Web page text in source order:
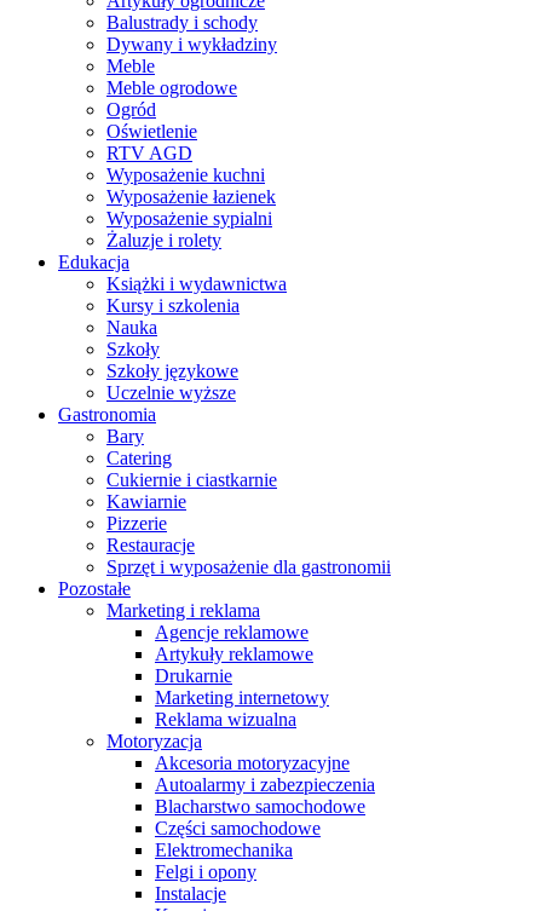
Balustrady i schody
Dywany i wykładziny
Meble
Meble ogrodowe
Ogród
Oświetlenie
RTV AGD
Wyposażenie kuchni
Wyposażenie łazienek
Wyposażenie sypialni
Żaluzje i rolety
Edukacja
Książki i wydawnictwa
Kursy i szkolenia
Nauka
Szkoły
Szkoły językowe
Uczelnie wyższe
Gastronomia
Bary
Catering
Cukiernie i ciastkarnie
Kawiarnie
Pizzerie
Restauracje
Sprzęt i wyposażenie dla gastronomii
Pozostałe
Marketing i reklama
Agencje reklamowe
Artykuły reklamowe
Drukarnie
Marketing internetowy
Reklama wizualna
Motoryzacja
Akcesoria motoryzacyjne
Autoalarmy i zabezpieczenia
Blacharstwo samochodowe
Części samochodowe
Elektromechanika
Felgi i opony
Instalacje